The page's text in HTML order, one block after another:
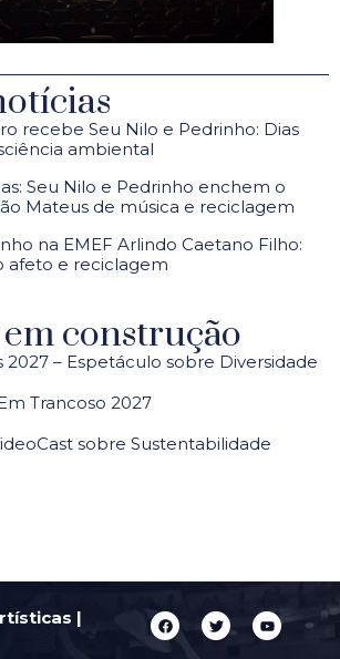
recebe Seu Nilo e Pedrinho: Dias
ambiental
Seu Nilo e Pedrinho enchem o
Mateus de música e reciclagem
na EMEF Arlindo Caetano Filho:
afeto e reciclagem
construção
2027 – Espetáculo sobre Diversidade
Trancoso 2027
sobre Sustentabilidade
|